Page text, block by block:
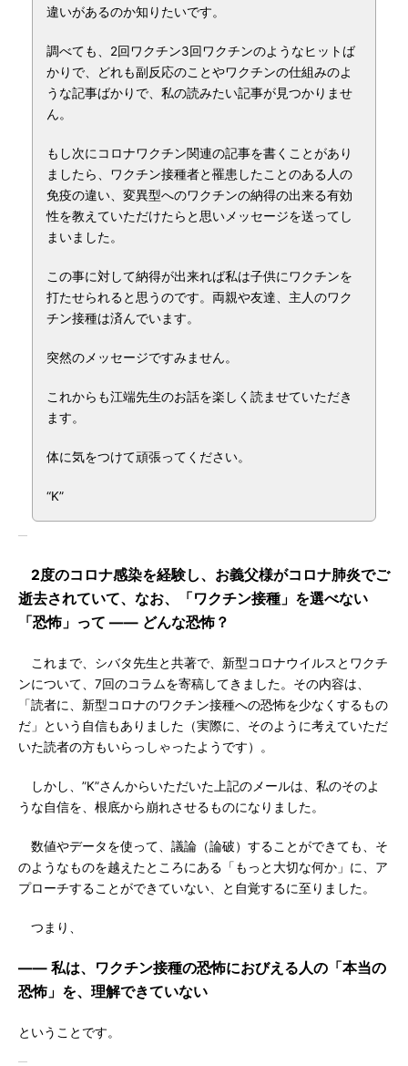
違いがあるのか知りたいです。
調べても、2回ワクチン3回ワクチンのようなヒットば
かりで、どれも副反応のことやワクチンの仕組みのよ
うな記事ばかりで、私の読みたい記事が見つかりませ
ん。
もし次にコロナワクチン関連の記事を書くことがあり
ましたら、ワクチン接種者と罹患したことのある人の
免疫の違い、変異型へのワクチンの納得の出来る有効
性を教えていただけたらと思いメッセージを送ってし
まいました。
この事に対して納得が出来れば私は子供にワクチンを
打たせられると思うのです。両親や友達、主人のワク
チン接種は済んでいます。
突然のメッセージですみません。
これからも江端先生のお話を楽しく読ませていただき
ます。
体に気をつけて頑張ってください。
“K”
2度のコロナ感染を経験し、お義父様がコロナ肺炎でご
逝去されていて、なお、「ワクチン接種」を選べない
「恐怖」って ―― どんな恐怖？
これまで、シバタ先生と共著で、新型コロナウイルスとワクチ
ンについて、7回のコラムを寄稿してきました。その内容は、
「読者に、新型コロナのワクチン接種への恐怖を少なくするもの
だ」という自信もありました（実際に、そのように考えていただ
いた読者の方もいらっしゃったようです）。
しかし、”K”さんからいただいた上記のメールは、私のそのよ
うな自信を、根底から崩れさせるものになりました。
数値やデータを使って、議論（論破）することができても、そ
のようなものを越えたところにある「もっと大切な何か」に、ア
プローチすることができていない、と自覚するに至りました。
つまり、
―― 私は、ワクチン接種の恐怖におびえる人の「本当の
恐怖」を、理解できていない
ということです。